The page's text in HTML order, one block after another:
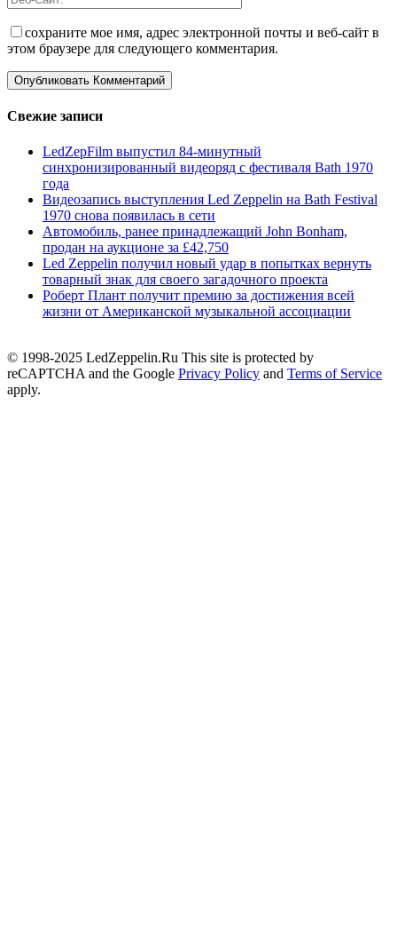
сохраните мое имя, адрес электронной почты и веб-сайт в
этом браузере для следующего комментария.
Свежие записи
LedZepFilm выпустил 84-минутный
синхронизированный видеоряд с фестиваля Bath 1970
года
Видеозапись выступления Led Zeppelin на Bath Festival
1970 снова появилась в сети
Автомобиль, ранее принадлежащий John Bonham,
продан на аукционе за £42,750
Led Zeppelin получил новый удар в попытках вернуть
товарный знак для своего загадочного проекта
Роберт Плант получит премию за достижения всей
жизни от Американской музыкальной ассоциации
© 1998-2025 LedZeppelin.Ru This site is protected by
reCAPTCHA and the Google Privacy Policy and Terms of Service
apply.